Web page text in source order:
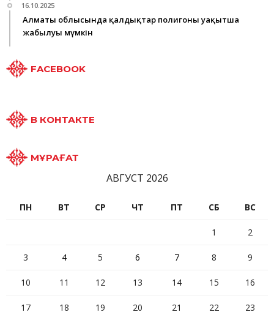
16.10.2025
Алматы облысында қалдықтар полигоны уақытша
жабылуы мүмкін
FACEBOOK
В КОНТАКТЕ
МҰРАҒАТ
АВГУСТ 2026
ПН ВТ СР ЧТ ПТ СБ ВС
1 2
3 4 5 6 7 8 9
10 11 12 13 14 15 16
17 18 19 20 21 22 23